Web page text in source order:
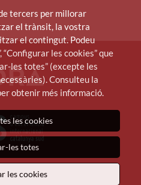
tercers per millorar
el trànsit, la vostra
el contingut. Podeu
les cookies” que
les totes” (excepte les
Consulteu la
obtenir més informació.
les cookies
les totes
les cookies